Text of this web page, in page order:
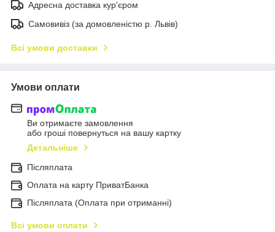
Адресна доставка кур'єром
Самовивіз (за домовленістю р. Львів)
Всі умови доставки
Умови оплати
Ви отримаєте замовлення
або гроші повернуться на вашу картку
Детальніше
Післяплата
Оплата на карту ПриватБанка
Післяплата (Оплата при отриманні)
Всі умови оплати